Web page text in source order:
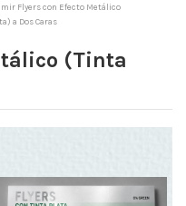
Flyers con Efecto Metálico
a Dos Caras
(Tinta